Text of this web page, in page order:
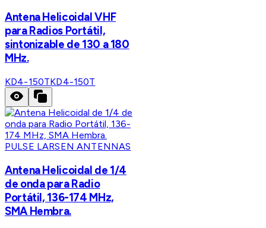
Antena Helicoidal VHF
para Radios Portátil,
sintonizable de 130 a 180
MHz.
KD4-150TKD4-150T
PULSE LARSEN ANTENNAS
Antena Helicoidal de 1/4
de onda para Radio
Portátil, 136-174 MHz,
SMA Hembra.